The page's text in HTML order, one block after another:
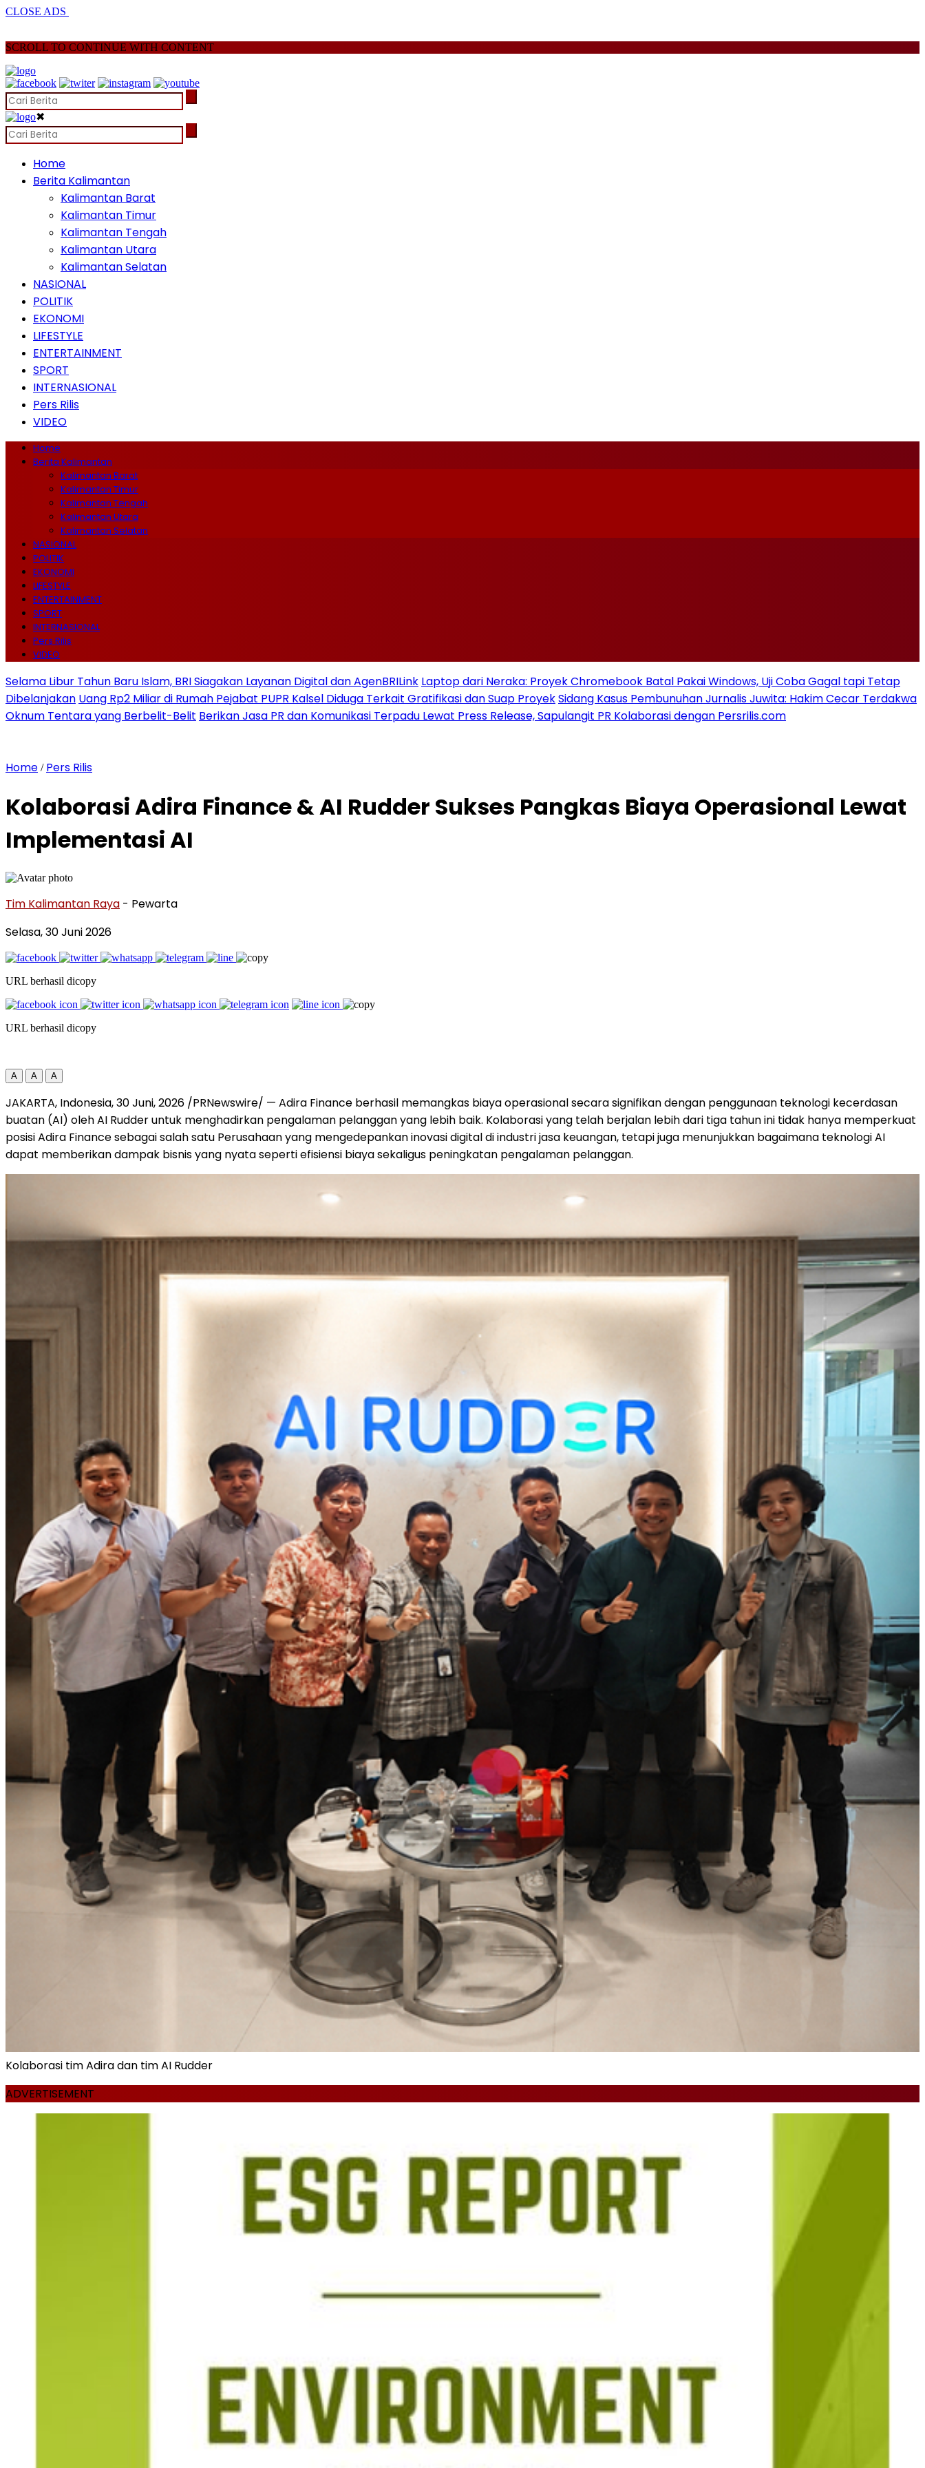
CLOSE ADS
SCROLL TO CONTINUE WITH CONTENT
✖
Home
Berita Kalimantan
Kalimantan Barat
Kalimantan Timur
Kalimantan Tengah
Kalimantan Utara
Kalimantan Selatan
NASIONAL
POLITIK
EKONOMI
LIFESTYLE
ENTERTAINMENT
SPORT
INTERNASIONAL
Pers Rilis
VIDEO
Home
Berita Kalimantan
Kalimantan Barat
Kalimantan Timur
Kalimantan Tengah
Kalimantan Utara
Kalimantan Selatan
NASIONAL
POLITIK
EKONOMI
LIFESTYLE
ENTERTAINMENT
SPORT
INTERNASIONAL
Pers Rilis
VIDEO
Selama Libur Tahun Baru Islam, BRI Siagakan Layanan Digital dan AgenBRILink Laptop dari Neraka: Proyek Chromebook Batal Pakai Windows, Uji Coba Gagal tapi Tetap
Dibelanjakan Uang Rp2 Miliar di Rumah Pejabat PUPR Kalsel Diduga Terkait Gratifikasi dan Suap ProyekSidang Kasus Pembunuhan Jurnalis Juwita: Hakim Cecar Terdakwa
Oknum Tentara yang Berbelit-Belit Berikan Jasa PR dan Komunikasi Terpadu Lewat Press Release, Sapulangit PR Kolaborasi dengan Persrilis.com
Home / Pers Rilis
Kolaborasi Adira Finance & AI Rudder Sukses Pangkas Biaya Operasional Lewat
Implementasi AI
Tim Kalimantan Raya - Pewarta
Selasa, 30 Juni 2026
URL berhasil dicopy
URL berhasil dicopy
A A A
JAKARTA, Indonesia,30 Juni, 2026 /PRNewswire/ — Adira Finance berhasil memangkas biaya operasional secara signifikan dengan penggunaan teknologi kecerdasan
buatan (AI) oleh AI Rudder untuk menghadirkan pengalaman pelanggan yang lebih baik. Kolaborasi yang telah berjalan lebih dari tiga tahun ini tidak hanya memperkuat
posisi Adira Finance sebagai salah satu Perusahaan yang mengedepankan inovasi digital di industri jasa keuangan, tetapi juga menunjukkan bagaimana teknologi AI
dapat memberikan dampak bisnis yang nyata seperti efisiensi biaya sekaligus peningkatan pengalaman pelanggan.
Kolaborasi tim Adira dan tim AI Rudder
ADVERTISEMENT